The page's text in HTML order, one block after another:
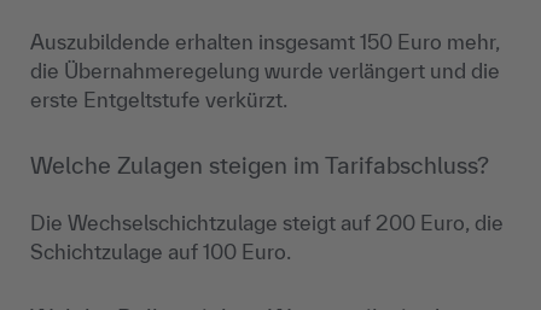
Auszubildende erhalten insgesamt 150 Euro mehr,
die Übernahmeregelung wurde verlängert und die
erste Entgeltstufe verkürzt.
Welche Zulagen steigen im Tarifabschluss?
Die Wechselschichtzulage steigt auf 200 Euro, die
Schichtzulage auf 100 Euro.